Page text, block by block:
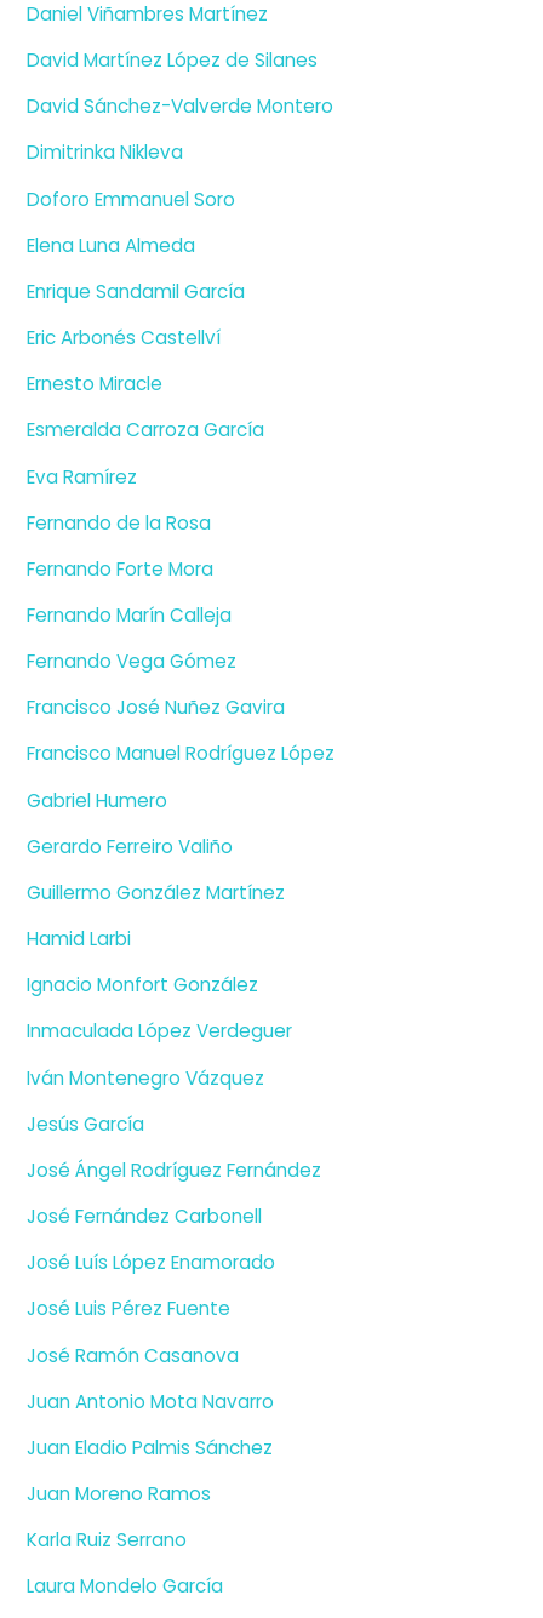
Daniel Viñambres Martínez
David Martínez López de Silanes
David Sánchez-Valverde Montero
Dimitrinka Nikleva
Doforo Emmanuel Soro
Elena Luna Almeda
Enrique Sandamil García
Eric Arbonés Castellví
Ernesto Miracle
Esmeralda Carroza García
Eva Ramírez
Fernando de la Rosa
Fernando Forte Mora
Fernando Marín Calleja
Fernando Vega Gómez
Francisco José Nuñez Gavira
Francisco Manuel Rodríguez López
Gabriel Humero
Gerardo Ferreiro Valiño
Guillermo González Martínez
Hamid Larbi
Ignacio Monfort González
Inmaculada López Verdeguer
Iván Montenegro Vázquez
Jesús García
José Ángel Rodríguez Fernández
José Fernández Carbonell
José Luís López Enamorado
José Luis Pérez Fuente
José Ramón Casanova
Juan Antonio Mota Navarro
Juan Eladio Palmis Sánchez
Juan Moreno Ramos
Karla Ruiz Serrano
Laura Mondelo García